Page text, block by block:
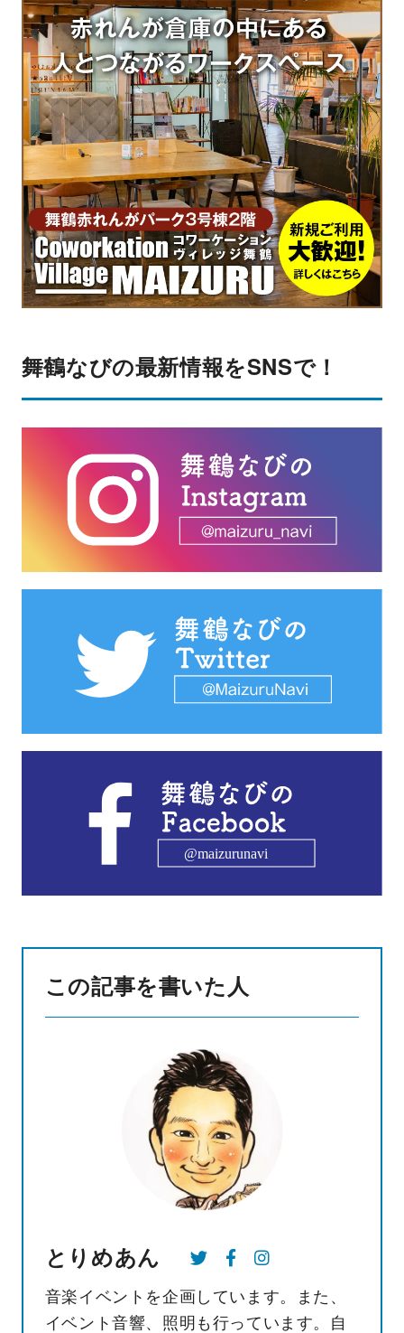
舞鶴なびの最新情報をSNSで！
この記事を書いた人
とりめあん
音楽イベントを企画しています。また、
イベント音響、照明も行っています。自